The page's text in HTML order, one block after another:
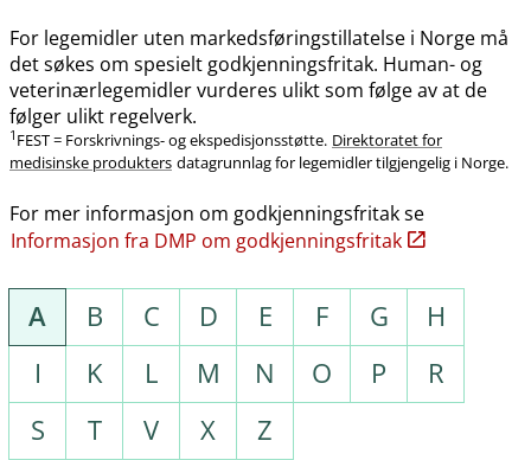
For legemidler uten markedsføringstillatelse i Norge må
det søkes om spesielt godkjenningsfritak. Human- og
veterinærlegemidler vurderes ulikt som følge av at de
følger ulikt regelverk.
1 FEST = Forskrivnings- og ekspedisjonsstøtte. Direktoratet for
medisinske produkters datagrunnlag for legemidler tilgjengelig i Norge.
For mer informasjon om godkjenningsfritak se
Informasjon fra DMP om godkjenningsfritak
A B C D E F G
H
I
K L M N O P
R
S
T V X Z